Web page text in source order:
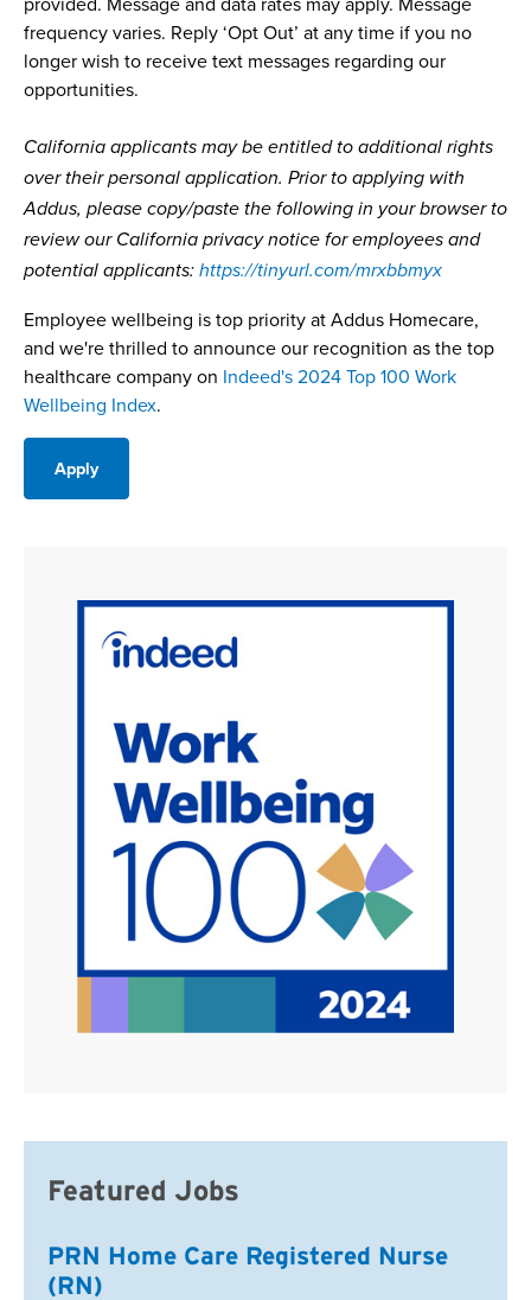
frequency varies. Reply ‘Opt Out’ at any time if you no
longer wish to receive text messages regarding our
opportunities.
California applicants may be entitled to additional rights
over their personal application. Prior to applying with
Addus, please copy/paste the following in your browser to
review our California privacy notice for employees and
potential applicants: https://tinyurl.com/mrxbbmyx
Employee wellbeing is top priority at Addus Homecare,
and we're thrilled to announce our recognition as the top
healthcare company on Indeed's 2024 Top 100 Work
Wellbeing Index.
Apply
Featured Jobs
PRN Home Care Registered Nurse
(RN)